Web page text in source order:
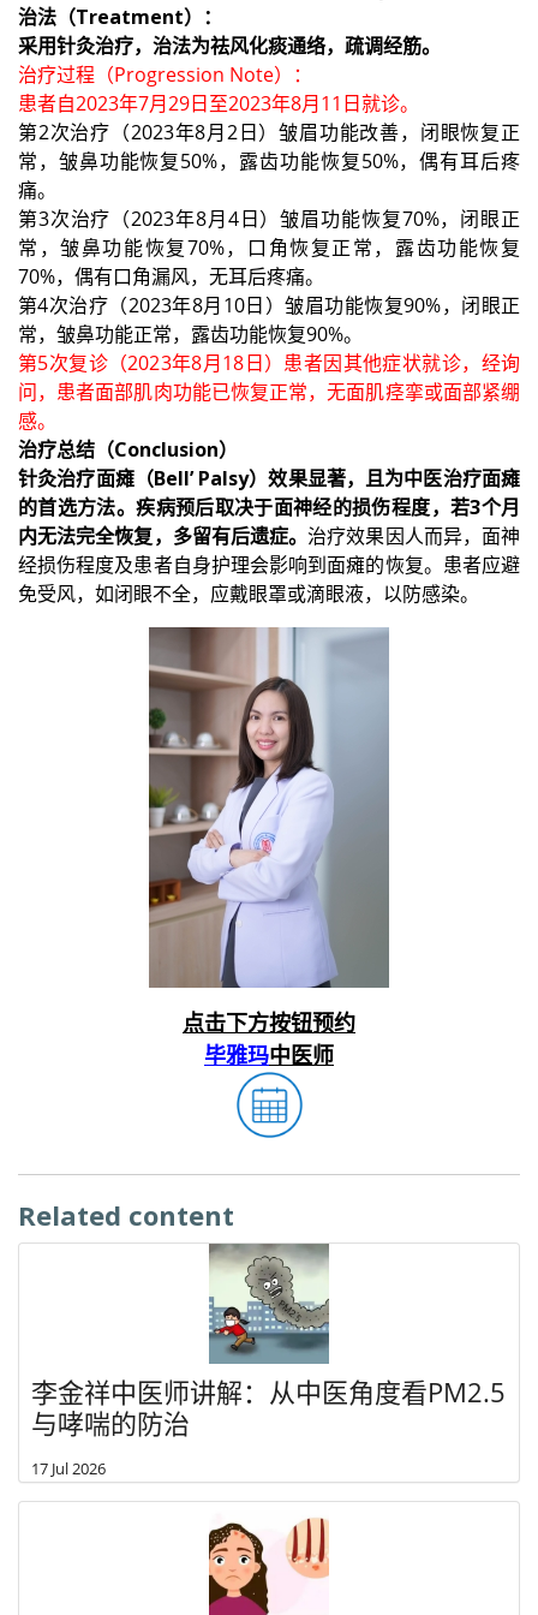
治法（Treatment）：
采用针灸治疗，治法为祛风化痰通络，疏调经筋。
治疗过程（Progression Note）：
患者自2023年7月29日至2023年8月11日就诊。
第2次治疗（2023年8月2日）皱眉功能改善，闭眼恢复正
常，皱鼻功能恢复50%，露齿功能恢复50%，偶有耳后疼
痛。
第3次治疗（2023年8月4日）皱眉功能恢复70%，闭眼正
常，皱鼻功能恢复70%，口角恢复正常，露齿功能恢复
70%，偶有口角漏风，无耳后疼痛。
第4次治疗（2023年8月10日）皱眉功能恢复90%，闭眼正
常，皱鼻功能正常，露齿功能恢复90%。
第5次复诊（2023年8月18日）患者因其他症状就诊，经询
问，患者面部肌肉功能已恢复正常，无面肌痉挛或面部紧绷
感。
治疗总结（Conclusion）
针灸治疗面瘫（Bell’ Palsy）效果显著，且为中医治疗面瘫
的首选方法。疾病预后取决于面神经的损伤程度，若3个月
内无法完全恢复，多留有后遗症。 治疗效果因人而异，面神
经损伤程度及患者自身护理会影响到面瘫的恢复。患者应避
免受风，如闭眼不全，应戴眼罩或滴眼液，以防感染。
点击下方按钮预约
毕雅玛中医师
Related content
李金祥中医师讲解：从中医角度看PM2.5
与哮喘的防治
17 Jul 2026